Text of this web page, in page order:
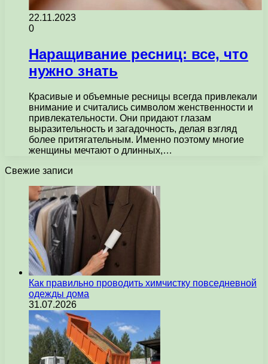
22.11.2023
0
Наращивание ресниц: все, что
нужно знать
Красивые и объемные ресницы всегда привлекали
внимание и считались символом женственности и
привлекательности. Они придают глазам
выразительность и загадочность, делая взгляд
более притягательным. Именно поэтому многие
женщины мечтают о длинных,…
Свежие записи
Как правильно проводить химчистку повседневной
одежды дома
31.07.2026